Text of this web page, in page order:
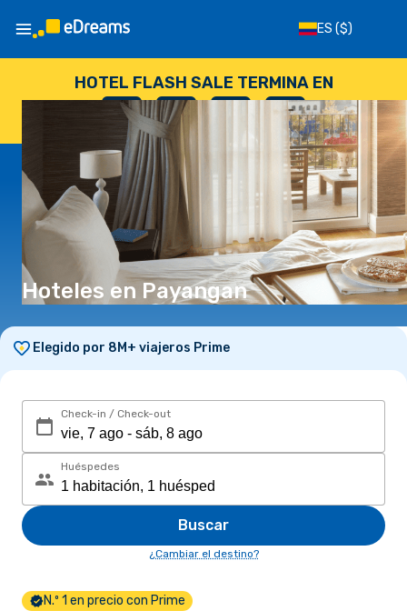
ES ($)
HOTEL FLASH SALE TERMINA EN
--
DÍAS
: --
HORAS
: --
SEGUNDOS
Hoteles en Payangan
Elegido por 8M+ viajeros Prime
Check-in / Check-out
Huéspedes
Buscar
¿Cambiar el destino?
N.º 1 en precio con Prime